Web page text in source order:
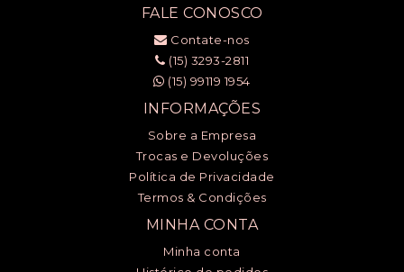
FALE CONOSCO
Contate-nos
(15) 3293-2811
(15) 99119 1954
INFORMAÇÕES
Sobre a Empresa
Trocas e Devoluções
Política de Privacidade
Termos & Condições
MINHA CONTA
Minha conta